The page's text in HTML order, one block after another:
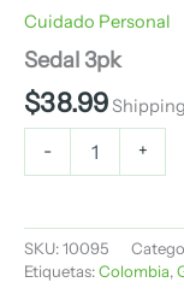
Cuidado Personal
Sedal 3pk
$38.99
- +
SKU:10095
Etiquetas:Colombia,